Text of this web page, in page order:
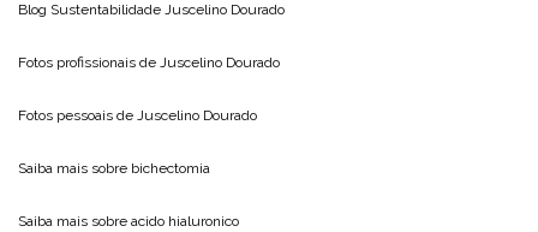
Blog Sustentabilidade Juscelino Dourado
Fotos profissionais de Juscelino Dourado
Fotos pessoais de Juscelino Dourado
Saiba mais sobre bichectomia
Saiba mais sobre acido hialuronico